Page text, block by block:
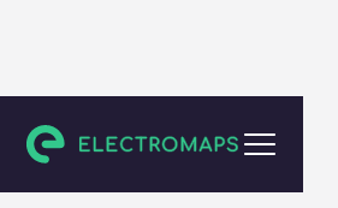
Lemoore